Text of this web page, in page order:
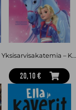
Yksisarvisakatemia – Keijukuun loisteessa
20,10 €